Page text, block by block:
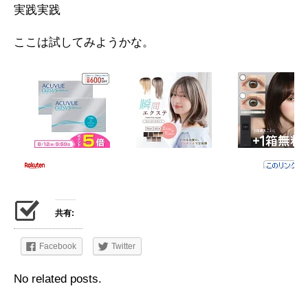
実践実践
ここは試してみようかな。
共有:
Facebook Twitter
No related posts.